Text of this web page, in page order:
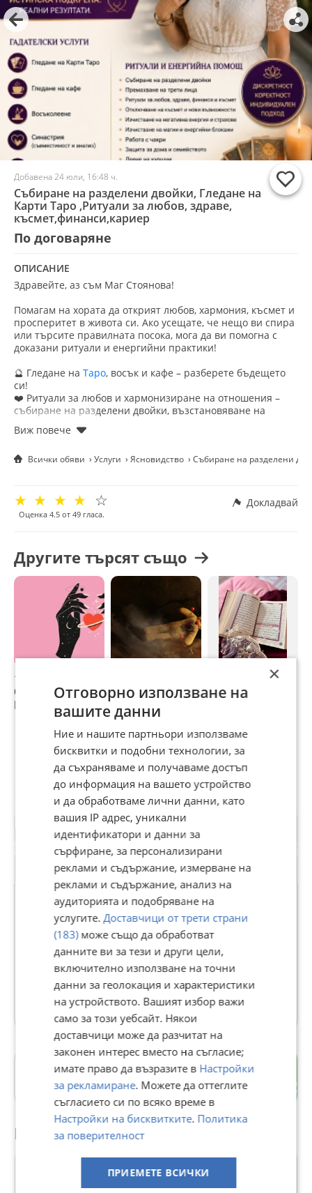
Добавена 24 юли, 16:48 ч.
Събиране на разделени двойки, Гледане на
Карти Таро ,Ритуали за любов, здраве,
късмет,финанси,кариер
По договаряне
ОПИСАНИЕ
Здравейте, аз съм Маг Стоянова!
Помагам на хората да открият любов, хармония, късмет и
просперитет в живота си. Ако усещате, че нещо ви спира
или търсите правилната посока, мога да ви помогна с
доказани ритуали и енергийни практики!
🔮 Гледане на Таро, восък и кафе – разберете бъдещето
си!
❤️ Ритуали за любов и хармонизиране на отношения –
събиране на разделени двойки, възстановяване на
💰 Ритуали за пари, бизнес и просперитет – отключете
✨ Отключване на късмета и намиране на правилната
– освободете се от тежестите на миналото!
🌟 Зареждане с положителна енергия – баланс и
вътрешна сила!
💖 Арабска магия за любов – мощни ритуали за
привличане и задържане на истинската любов!
🌌 Изготвяне на личностен хороскоп – разберете своето
предназначение и житейски път!
🌀 Изчистване на уроки, магии и страх – освободете се от
негативните влияния и възстановете енергийния си
👶 Помощ при зачеване – енергийни ритуали за сбъдване
на мечтата за дете!
🍀 Ритуал за здраве – защита и укрепване на организма!
🍃 Билкови отвари – природни средства за хармония и
благополучие!
🎰 Помощ при хазартни зависимости и алкохолизъм –
освобождаване от вредни влияния и зависимости!
✨ Не оставяйте съдбата си на случайността! Доверете се
промени в живота си.
За връзка с мен:
Фейсбук:Маг Стоянова
Вайбър:0887745193
What's app:0887745193
Всички обяви Услуги Ясновидство Събиране на разделени
☆
☆
☆
☆
☆
Оценка4.5 от49 гласа.
Докладвай
Другите търсят също
1000% РЕЗУЛТАТ
СЪБИРАНЕ НА
РАЗДЕЛЕНИ
ДВОЙКИ -72часа
Маг ИВА
-Събиране на
разделени двойки
И Семейства !
Ясновидка -Маг
Иванова
Събиране на
разделени двойки
488,96 лв
Потребител
Маг Стоянова
В Bazar.BG от 06 ноември 2025г.
Последно активен 02 август в 16:04 ч.
4 Обяви
Аспарухово
гр. Варна
Препоръчани за теб
×
Отговорно използване на
вашите данни
Ние и нашите партньори използваме
бисквитки и подобни технологии, за
да съхраняваме и получаваме достъп
до информация на вашето устройство
и да обработваме лични данни, като
вашия IP адрес, уникални
идентификатори и данни за
сърфиране, за персонализирани
реклами и съдържание, измерване на
реклами и съдържание, анализ на
аудиторията и подобряване на
услугите. Доставчици от трети страни
(183)може също да обработват
данните ви за тези и други цели,
включително използване на точни
данни за геолокация и характеристики
на устройството. Вашият избор важи
само за този уебсайт. Някои
доставчици може да разчитат на
законен интерес вместо на съгласие;
имате право да възразите в Настройки
за рекламиране. Можете да оттеглите
съгласието си по всяко време в
Настройки на бисквитките. Политика
за поверителност
ПРИЕМЕТЕ ВСИЧКИ